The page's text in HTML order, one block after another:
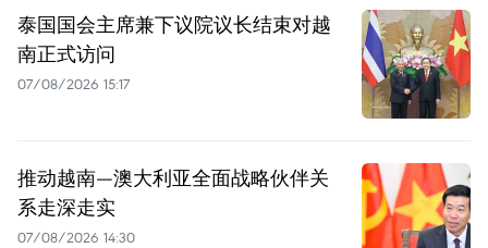
泰国国会主席兼下议院议长结束对越
南正式访问
07/08/2026 15:17
推动越南—澳大利亚全面战略伙伴关
系走深走实
07/08/2026 14:30